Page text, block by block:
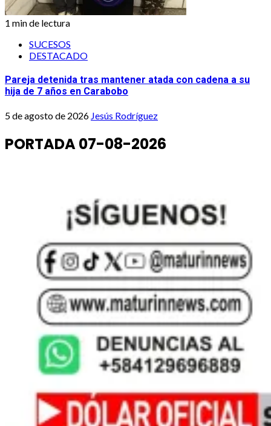
1 min de lectura
SUCESOS
DESTACADO
Pareja detenida tras mantener atada con cadena a su
hija de 7 años en Carabobo
5 de agosto de 2026 Jesús Rodríguez
PORTADA 07-08-2026